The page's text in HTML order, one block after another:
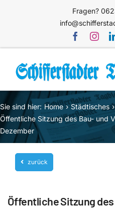
Fragen?
Home
Themen
Blog
Unternehmen
Mediathek
Sie sind hier: Home
Städtisches
Öffentliche Sitzung des Bau- und
Dezember
zurück
Öffentliche Sitzung